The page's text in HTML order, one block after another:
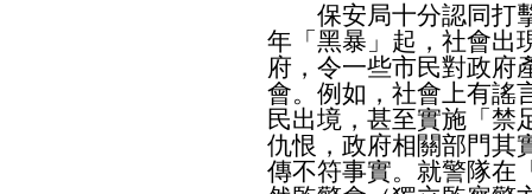
保安局十分認同打擊
年「黑暴」起，社會出
府，令一些市民對政府
會。例如，社會上有謠
民出境，甚至實施「禁
仇恨，政府相關部門其
傳不符事實。就警隊在